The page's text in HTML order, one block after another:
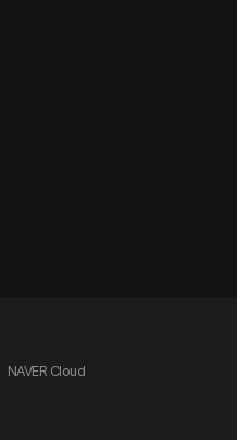
NAVER Cloud